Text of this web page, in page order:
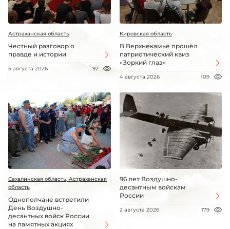
Астраханская область
Честный разговор о
правде и истории
5 августа 2026 92
Кировская область
В Верхнекамье прошёл
патриотический квиз
«Зоркий глаз»
4 августа 2026 109
Сахалинская область, Астраханская
область
Однополчане встретили
День Воздушно-
десантных войск России
на памятных акциях
96 лет Воздушно-
десантным войскам
России
2 августа 2026 179